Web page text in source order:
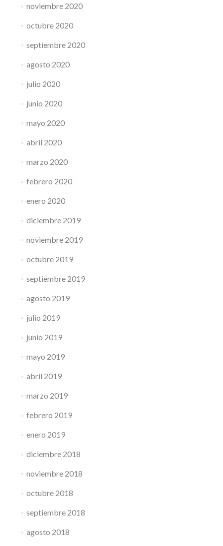
noviembre 2020
octubre 2020
septiembre 2020
agosto 2020
julio 2020
junio 2020
mayo 2020
abril 2020
marzo 2020
febrero 2020
enero 2020
diciembre 2019
noviembre 2019
octubre 2019
septiembre 2019
agosto 2019
julio 2019
junio 2019
mayo 2019
abril 2019
marzo 2019
febrero 2019
enero 2019
diciembre 2018
noviembre 2018
octubre 2018
septiembre 2018
agosto 2018